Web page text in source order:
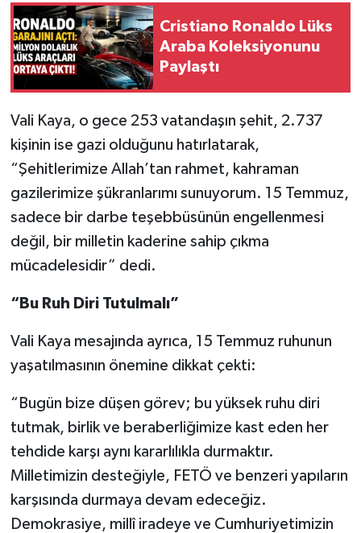
Cristiano Ronaldo Lüks
Araba Koleksiyonunu
Paylaştı
Vali Kaya, o gece 253 vatandaşın şehit, 2.737
kişinin ise gazi olduğunu hatırlatarak,
“Şehitlerimize Allah’tan rahmet, kahraman
gazilerimize şükranlarımı sunuyorum. 15 Temmuz,
sadece bir darbe teşebbüsünün engellenmesi
değil, bir milletin kaderine sahip çıkma
mücadelesidir” dedi.
“Bu Ruh Diri Tutulmalı”
Vali Kaya mesajında ayrıca, 15 Temmuz ruhunun
yaşatılmasının önemine dikkat çekti:
“Bugün bize düşen görev; bu yüksek ruhu diri
tutmak, birlik ve beraberliğimize kast eden her
tehdide karşı aynı kararlılıkla durmaktır.
Milletimizin desteğiyle, FETÖ ve benzeri yapıların
karşısında durmaya devam edeceğiz.
Demokrasiye, millî iradeye ve Cumhuriyetimizin